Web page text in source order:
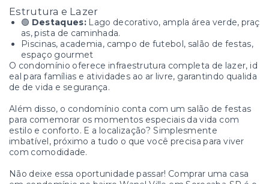
Estrutura e Lazer
🟢 Destaques:Lago decorativo, ampla área verde, praç
as, pista de caminhada.
Piscinas, academia, campo de futebol, salão de festas,
espaço gourmet
O condomínio oferece infraestrutura completa de lazer, id
eal para famílias e atividades ao ar livre, garantindo qualida
de de vida e segurança.
Além disso, o condomínio conta com um salão de festas
para comemorar os momentos especiais da vida com
estilo e conforto. E a localização? Simplesmente
imbatível, próximo a tudo o que você precisa para viver
com comodidade.
Não deixe essa oportunidade passar! Comprar uma casa